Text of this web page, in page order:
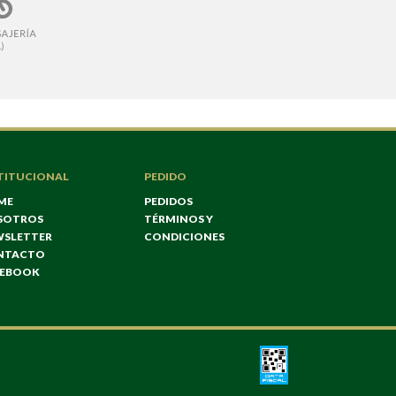
PEDIDO
PEDIDOS
TÉRMINOS Y
CONDICIONES